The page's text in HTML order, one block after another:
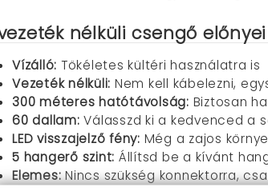
nélküli csengő előnyei
Vízálló: Tökéletes kültéri használatra is
Vezeték nélküli: Nem kell kábelezni,
300 méteres hatótávolság: Biztosan
60 dallam: Válasszd ki a kedvenced a
LED visszajelző fény: Még a zajos
5 hangerő szint: Állítsd be a kívánt
Elemes:Nincs szükség konnektorra,